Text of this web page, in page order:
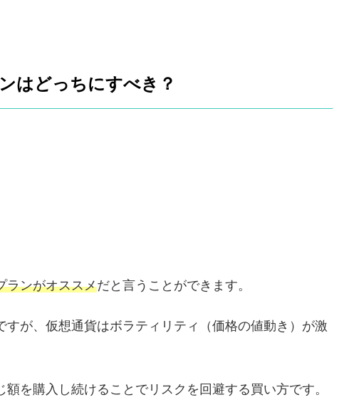
はどっちにすべき？
ランがオススメだと言うことができます。
が、仮想通貨はボラティリティ（価格の値動き）が激
を購入し続けることでリスクを回避する買い方です。